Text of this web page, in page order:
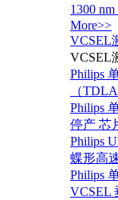
1300
More>>
VCSEL
VCSEL
Philips
（
Philips
停产 芯
Philips
蝶形高
Philips
VCSEL